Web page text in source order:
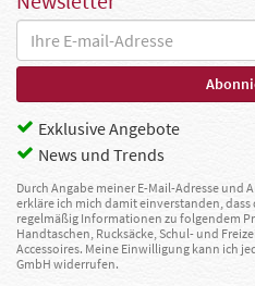
Exklusive Angebote
News und Trends
Durch Angabe meiner E-Mail-Adresse und
erkläre ich mich damit einverstanden, dass
regelmäßig Informationen zu folgendem
Handtaschen, Rucksäcke, Schul- und
Accessoires. Meine Einwilligung kann ich
GmbH widerrufen.